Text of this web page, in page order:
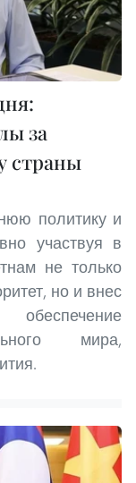
за
страны
политику и
участвуя в
не только
но и внес
мира,